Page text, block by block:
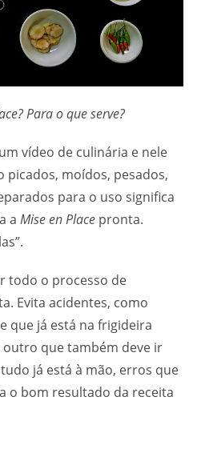
Para o que serve?
vídeo de culinária e nele
picados, moídos, pesados,
para o uso significa
aMise en Place pronta.
todo o processo de
Evita acidentes, como
que já está na frigideira
que também deve ir
já está à mão, erros que
o bom resultado da receita